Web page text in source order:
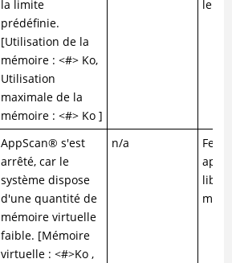
la limite
prédéfinie.
[Utilisation de la
mémoire : <#> Ko,
Utilisation
maximale de la
mémoire : <#> Ko ]
le
AppScan® s'est
arrêté, car le
système dispose
d'une quantité de
mémoire virtuelle
faible. [Mémoire
virtuelle : <#>Ko ,
n/a